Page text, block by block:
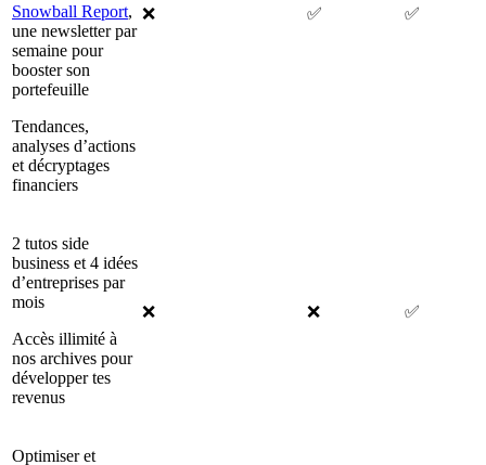
Snowball Report,
une newsletter par
semaine pour
booster son
portefeuille
Tendances,
analyses d’actions
et décryptages
financiers
❌ ✅ ✅
2 tutos side
business et 4 idées
d’entreprises par
mois
Accès illimité à
nos archives pour
développer tes
revenus
❌ ❌ ✅
Optimiser et